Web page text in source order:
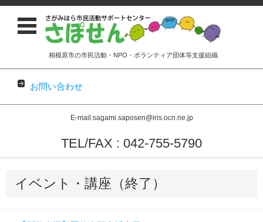
相模原市の市民活動・NPO・ボランティア団体等支援組織
お問い合わせ
E-mail:sagami.saposen@iris.ocn.ne.jp
TEL/FAX : 042-755-5790
コンテンツに移動
イベント・講座（終了）